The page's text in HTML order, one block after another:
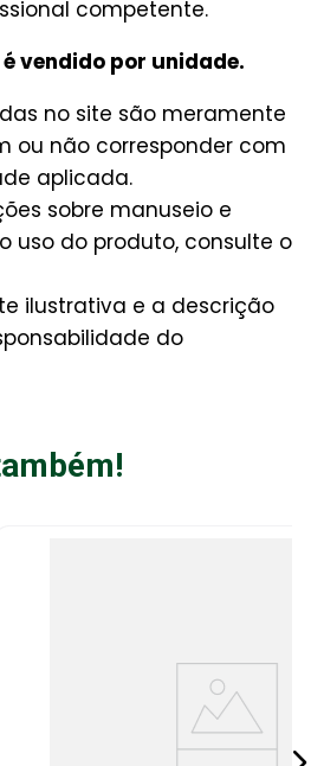
competente.
vendido por unidade.
no site são meramente
ou não corresponder com
aplicada.
sobre manuseio e
uso do produto, consulte o
ilustrativa e a descrição
do